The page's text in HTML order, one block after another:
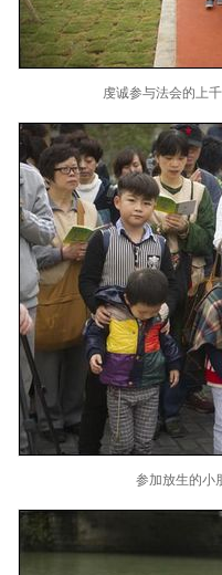
虔诚参与法会的上
参加放生的小